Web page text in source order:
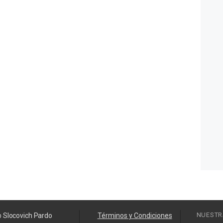
Slocovich Pardo Términos y Condiciones